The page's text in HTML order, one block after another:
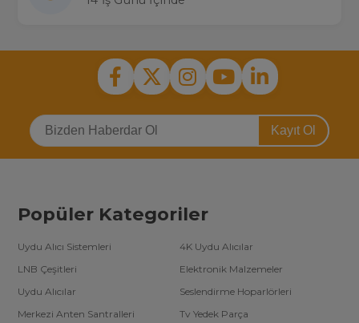
Kayıt Ol
Popüler Kategoriler
Uydu Alıcı Sistemleri
4K Uydu Alıcılar
LNB Çeşitleri
Elektronik Malzemeler
Uydu Alıcılar
Seslendirme Hoparlörleri
Merkezi Anten Santralleri
Tv Yedek Parça